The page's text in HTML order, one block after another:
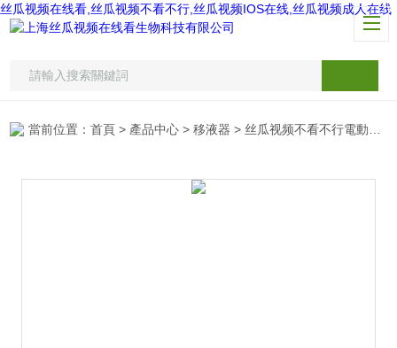
丝瓜视频在线看,丝瓜视频不看不行,丝瓜视频IOS在线,丝瓜视频成人在线
當前位置：首頁 > 產品中心 >移液器 > 丝瓜视频不看不行電動連續分液器